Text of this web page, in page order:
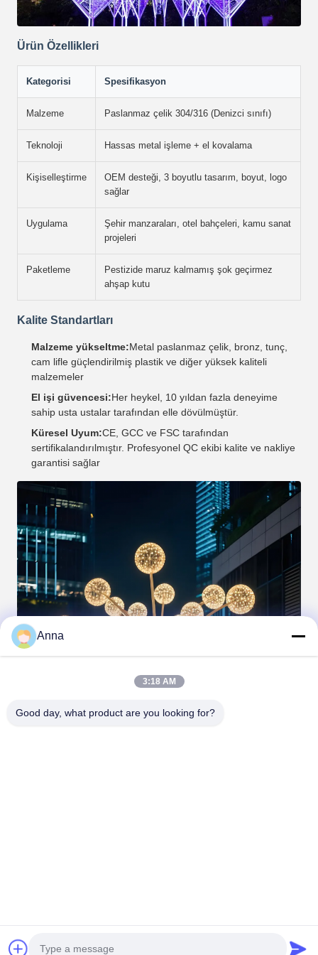
Ürün Özellikleri
Kategorisi Spesifikasyon
Malzeme Paslanmaz çelik 304/316 (Denizci sınıfı)
Teknoloji Hassas metal işleme + el kovalama
Kişiselleştirme
OEM desteği, 3 boyutlu tasarım, boyut, logo
sağlar
Uygulama
Şehir manzaraları, otel bahçeleri, kamu sanat
projeleri
Paketleme
Pestizide maruz kalmamış şok geçirmez
ahşap kutu
Kalite Standartları
Malzeme yükseltme:Metal paslanmaz çelik, bronz, tunç,
cam lifle güçlendirilmiş plastik ve diğer yüksek kaliteli
malzemeler
El işi güvencesi:Her heykel, 10 yıldan fazla deneyime
sahip usta ustalar tarafından elle dövülmüştür.
Küresel Uyum:CE, GCC ve FSC tarafından
sertifikalandırılmıştır. Profesyonel QC ekibi kalite ve nakliye
garantisi sağlar
Anna
3:18 AM
Good day, what product are you looking for?